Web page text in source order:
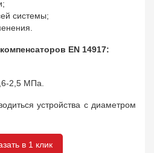
системы;
EN 14917:
2,5 МПа.
устройства с диаметром
в 1 клик